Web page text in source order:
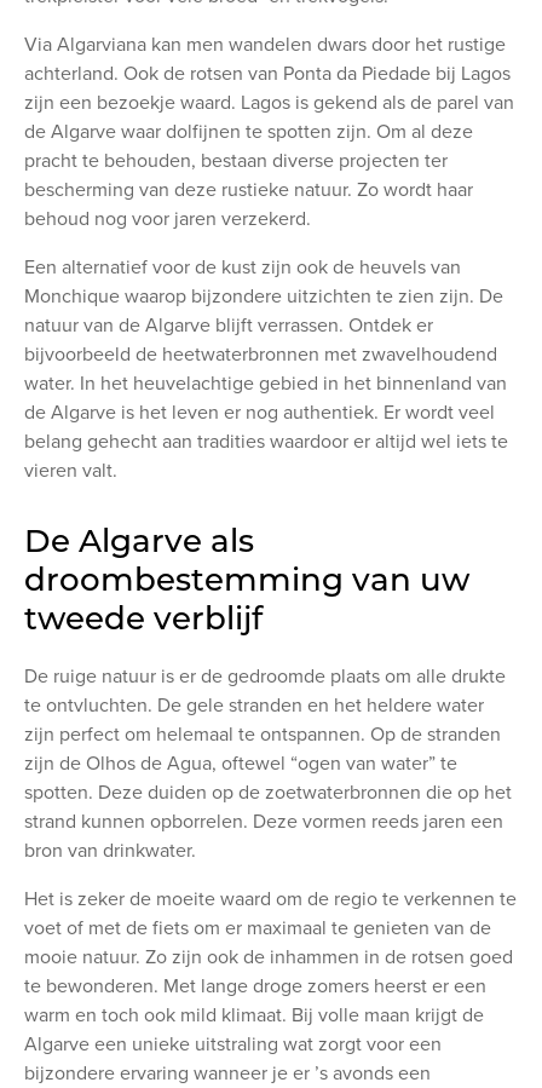
Via Algarviana kan men wandelen dwars door het rustige
achterland. Ook de rotsen van Ponta da Piedade bij Lagos
zijn een bezoekje waard. Lagos is gekend als de parel van
de Algarve waar dolfijnen te spotten zijn. Om al deze
pracht te behouden, bestaan diverse projecten ter
bescherming van deze rustieke natuur. Zo wordt haar
behoud nog voor jaren verzekerd.
Een alternatief voor de kust zijn ook de heuvels van
Monchique waarop bijzondere uitzichten te zien zijn. De
natuur van de Algarve blijft verrassen. Ontdek er
bijvoorbeeld de heetwaterbronnen met zwavelhoudend
water. In het heuvelachtige gebied in het binnenland van
de Algarve is het leven er nog authentiek. Er wordt veel
belang gehecht aan tradities waardoor er altijd wel iets te
vieren valt.
De Algarve als
droombestemming van uw
tweede verblijf
De ruige natuur is er de gedroomde plaats om alle drukte
te ontvluchten. De gele stranden en het heldere water
zijn perfect om helemaal te ontspannen. Op de stranden
zijn de Olhos de Agua, oftewel “ogen van water” te
spotten. Deze duiden op de zoetwaterbronnen die op het
strand kunnen opborrelen. Deze vormen reeds jaren een
bron van drinkwater.
Het is zeker de moeite waard om de regio te verkennen te
voet of met de fiets om er maximaal te genieten van de
mooie natuur. Zo zijn ook de inhammen in de rotsen goed
te bewonderen. Met lange droge zomers heerst er een
warm en toch ook mild klimaat. Bij volle maan krijgt de
Algarve een unieke uitstraling wat zorgt voor een
bijzondere ervaring wanneer je er ’s avonds een